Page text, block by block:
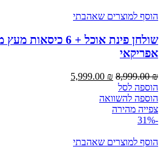
הוסף למוצרים שאהבתי
שולחן פינת אוכל + 6
אפריקאי
8,999.00₪
5,999.00 ₪
הוספה לסל
הוספה להשוואה
צפייה מהירה
-31%
הוסף למוצרים שאהבתי